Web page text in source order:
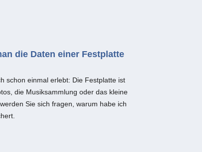
die Daten einer Festplatte
schon einmal erlebt: Die Festplatte ist
die Musiksammlung oder das kleine
Sie sich fragen, warum habe ich